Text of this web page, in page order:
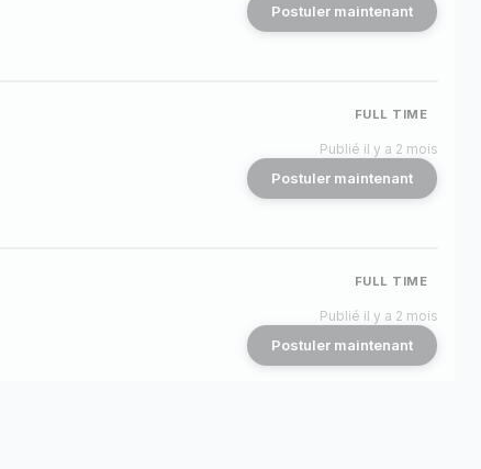
Postuler maintenant
FULL TIME
Publié il y a 2 mois
Postuler maintenant
FULL TIME
Publié il y a 2 mois
Postuler maintenant